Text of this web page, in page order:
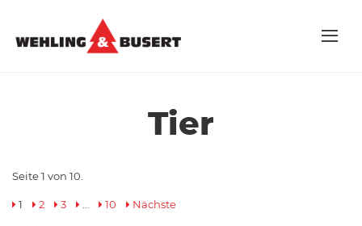
Tier
Seite 1 von 10.
1 2 3 10 Nächste